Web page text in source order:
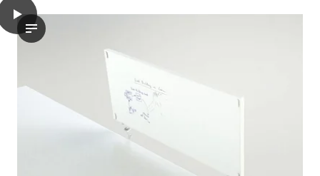
play
Film przedstawia tablicę ogłoszeń o nazwie TROTTEN,
TROTTEN Tablica, biały, 76x33 cm